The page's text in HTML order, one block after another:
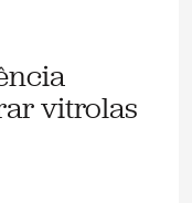
vitrolas